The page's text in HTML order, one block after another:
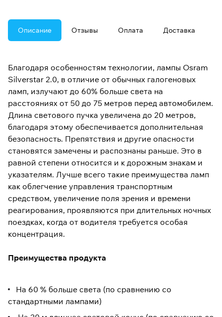
Описание Отзывы Оплата Доставка
Благодаря особенностям технологии, лампы Osram
Silverstar 2.0, в отличие от обычных галогеновых
ламп, излучают до 60% больше света на
расстояниях от 50 до 75 метров перед автомобилем.
Длина светового пучка увеличена до 20 метров,
благодаря этому обеспечивается дополнительная
безопасность. Препятствия и другие опасности
становятся замечены и распознаны раньше. Это в
равной степени относится и к дорожным знакам и
указателям. Лучше всего такие преимущества ламп
как облегчение управления транспортным
средством, увеличение поля зрения и времени
реагирования, проявляются при длительных ночных
поездках, когда от водителя требуется особая
концентрация.
Преимущества продукта
На 60 % больше света (по сравнению со
стандартными лампами)